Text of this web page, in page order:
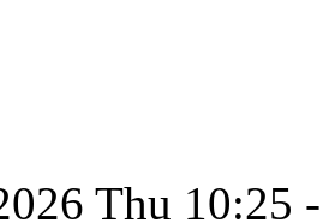
Thu 10:25